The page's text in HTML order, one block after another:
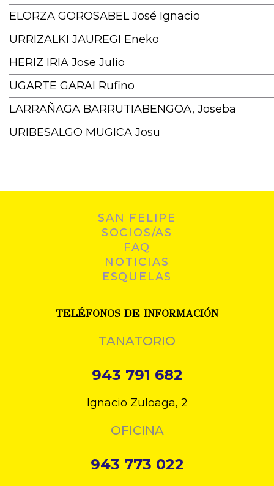
ELORZA GOROSABEL José Ignacio
URRIZALKI JAUREGI Eneko
HERIZ IRIA Jose Julio
UGARTE GARAI Rufino
LARRAÑAGA BARRUTIABENGOA, Joseba
URIBESALGO MUGICA Josu
SAN FELIPE
SOCIOS/AS
FAQ
NOTICIAS
ESQUELAS
TELÉFONOS DE INFORMACIÓN
TANATORIO
943 791 682
Ignacio Zuloaga, 2
OFICINA
943 773 022